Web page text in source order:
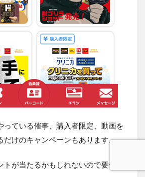
っている催事、購入者限定、動画を
だけのキャンペーンもあります。
が当たるかもしれないので要チェ